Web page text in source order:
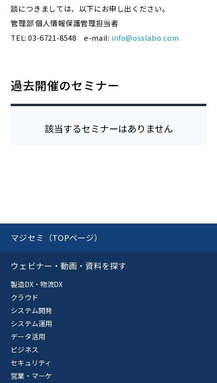
談につきましては、以下にお申し出ください。
管理部 個人情報保護管理担当者
TEL: 03-6721-8548 e-mail: info@osslabo.com
過去開催のセミナー
該当するセミナーはありません
マジセミ（TOPページ）
ウェビナー・動画・資料を探す
製造DX・物流DX
クラウド
システム開発
システム運用
データ活用
ビジネス
セキュリティ
営業・マーケ